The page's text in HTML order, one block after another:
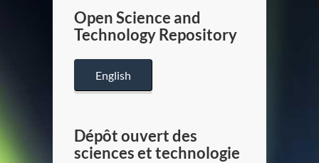
Canada
Open Science and
Technology Repository
English
Dépôt ouvert des
sciences et technologie